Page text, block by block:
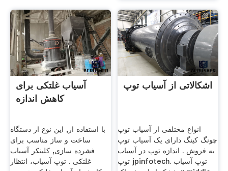
آسیاب غلتکی برای
کاهش اندازه
با استفاده از, این نوع از دستگاه
ساخت و ساز مناسب برای
فشرده سازی, کلینکر آسیاب
غلتکی . توپ آسیاب، انتظار
اشکالاتی از آسیاب توپ
انواع مختلفی از آسیاب توپ
چونگ کینگ دارای یک آسیاب توپ
به فروش . اندازه توپ در آسیاب
توپ jpinfotech. توپ آسیاب